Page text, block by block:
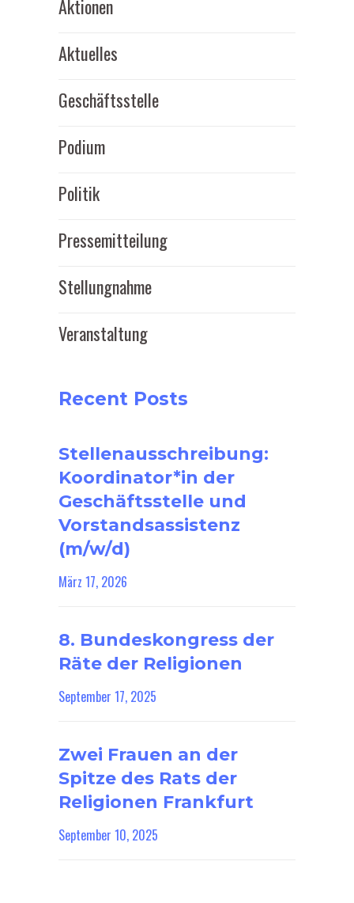
Aktionen
Aktuelles
Geschäftsstelle
Podium
Politik
Pressemitteilung
Stellungnahme
Veranstaltung
Recent Posts
Stellenausschreibung:
Koordinator*in der
Geschäftsstelle und
Vorstandsassistenz
(m/w/d)
März 17, 2026
8. Bundeskongress der
Räte der Religionen
September 17, 2025
Zwei Frauen an der
Spitze des Rats der
Religionen Frankfurt
September 10, 2025